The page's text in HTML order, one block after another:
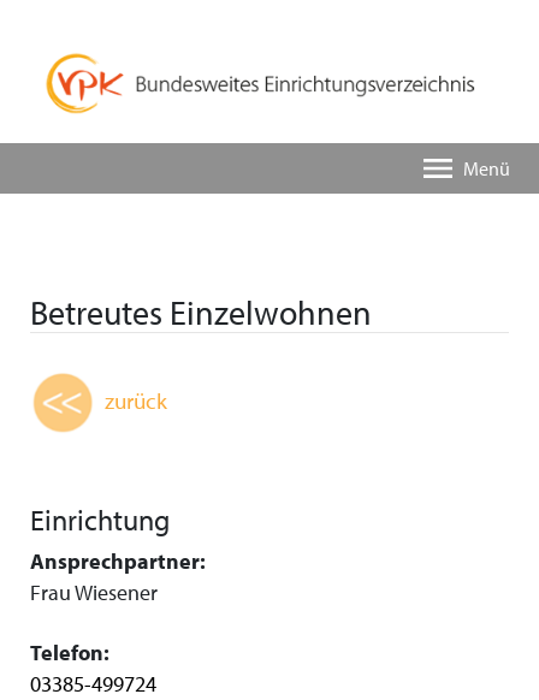
Menü
Betreutes Einzelwohnen
zurück
Einrichtung
Ansprechpartner:
Frau Wiesener
Telefon:
03385-499724